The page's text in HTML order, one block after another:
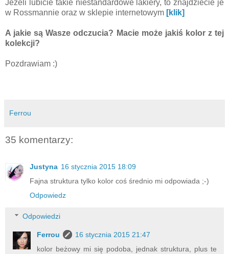
Jeżeli lubicie takie niestandardowe lakiery, to znajdziecie je
w Rossmannie oraz w sklepie internetowym [klik]
A jakie są Wasze odczucia? Macie może jakiś kolor z tej
kolekcji?
Pozdrawiam :)
Ferrou
35 komentarzy:
Justyna 16 stycznia 2015 18:09
Fajna struktura tylko kolor coś średnio mi odpowiada ;-)
Odpowiedz
Odpowiedzi
Ferrou
16 stycznia 2015 21:47
kolor beżowy mi się podoba, jednak struktura, plus te